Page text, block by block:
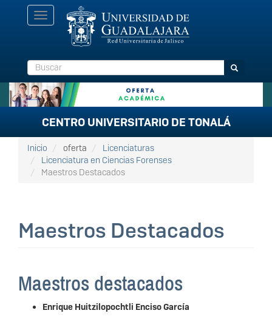
Toggle
navigation
Buscar Buscar
CENTRO UNIVERSITARIO DE TONALÁ
Inicio oferta
Licenciaturas
Licenciatura en Ciencias Forenses
Maestros Destacados
Maestros Destacados
Maestros destacados
Enrique Huitzilopochtli Enciso García